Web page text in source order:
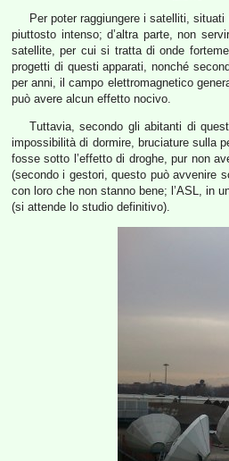
Per poter raggiungere i satelliti,
piuttosto intenso; d’altra parte, non
satellite, per cui si tratta di onde
progetti di questi apparati, nonché
per anni, il campo elettromagnetico
può avere alcun effetto nocivo.
Tuttavia, secondo gli abitanti di
impossibilità di dormire, bruciature sulla
fosse sotto l’effetto di droghe, pur non
(secondo i gestori, questo può avvenire
con loro che non stanno bene; l’ASL, in
(si attende lo studio definitivo).